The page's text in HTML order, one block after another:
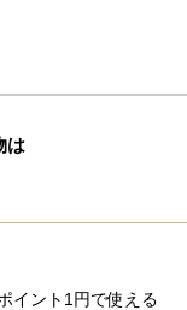
は
イント1円で使える